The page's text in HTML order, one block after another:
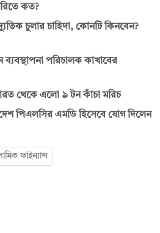
কত?
চুলার চাহিদা, কোনটি কিনবেন?
ব্যবস্থাপনা পরিচালক কাখাবের
থেকে এলো ৯ টন কাঁচা মরিচ
পিএলসির এমডি হিসেবে যোগ দিলেন
ফাইন্যান্স